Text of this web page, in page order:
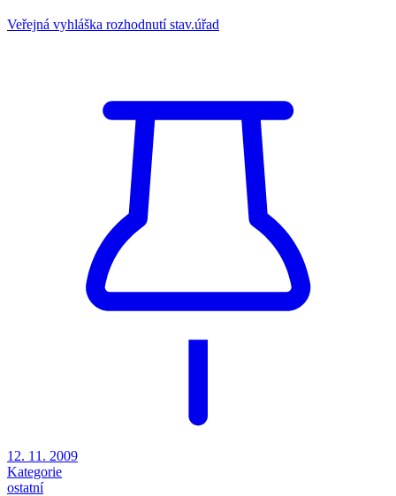
Veřejná vyhláška rozhodnutí stav.úřad
12. 11. 2009
Kategorie
ostatní